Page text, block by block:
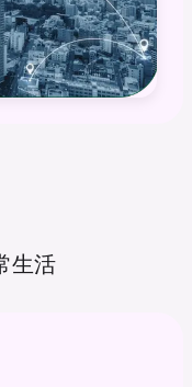
生活